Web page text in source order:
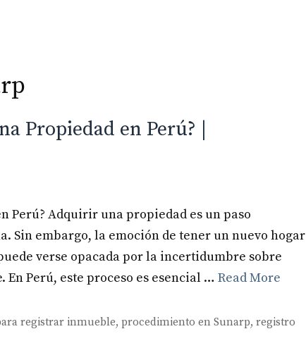
Propiedad en Perú? |
Perú? Adquirir una propiedad es un paso
Sin embargo, la emoción de tener un nuevo hogar
verse opacada por la incertidumbre sobre
Perú, este proceso es esencial … Read More
registrar inmueble, procedimiento en Sunarp,registro